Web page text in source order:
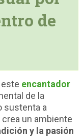
de
este encantador
de la
sustenta a
un ambiente
y la pasión